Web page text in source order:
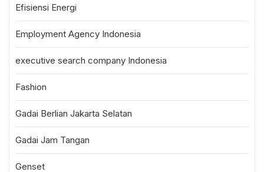
Efisiensi Energi
Employment Agency Indonesia
executive search company Indonesia
Fashion
Gadai Berlian Jakarta Selatan
Gadai Jam Tangan
Genset